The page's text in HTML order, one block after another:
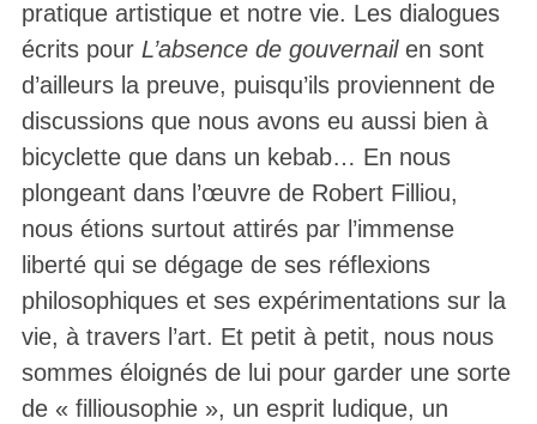
pratique artistique et notre vie. Les dialogues
écrits pour L’absence de gouvernailen sont
d’ailleurs la preuve, puisqu’ils proviennent de
discussions que nous avons eu aussi bien à
bicyclette que dans un kebab… En nous
plongeant dans l’œuvre de Robert Filliou,
nous étions surtout attirés par l’immense
liberté qui se dégage de ses réflexions
philosophiques et ses expérimentations sur la
vie, à travers l’art. Et petit à petit, nous nous
sommes éloignés de lui pour garder une sorte
de « filliousophie », un esprit ludique, un